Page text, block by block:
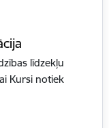
līdzekļu
Kursi notiek